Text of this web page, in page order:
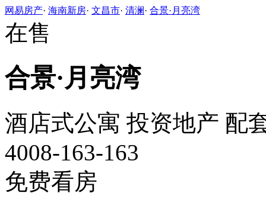
网易房产· 海南新房· 文昌市· 清澜· 合景·月亮湾
在售
合景·月亮湾
酒店式公寓 投资地产 配
4008-163-163
免费看房